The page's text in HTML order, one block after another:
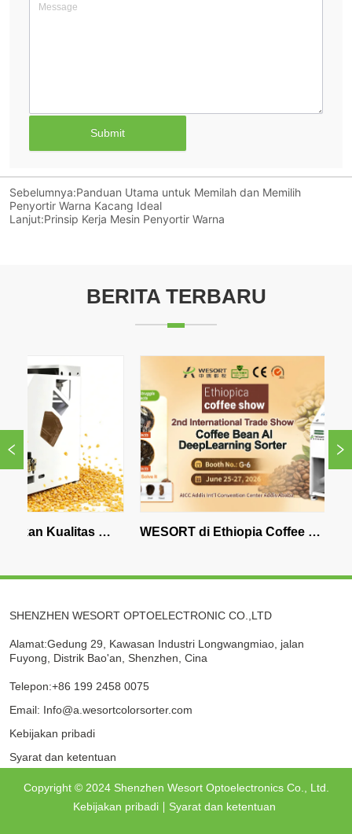
Submit
Sebelumnya:Panduan Utama untuk Memilah dan Memilih
Penyortir Warna Kacang Ideal
Lanjut:Prinsip Kerja Mesin Penyortir Warna
BERITA TERBARU
Kualitas
WESORT di Ethiopia Coffee
Kopi AI untuk Pengolahan Kopi
SHENZHEN WESORT OPTOELECTRONIC CO.,LTD
Alamat:Gedung 29, Kawasan Industri Longwangmiao, jalan
Fuyong, Distrik Bao'an, Shenzhen, Cina
Telepon:+86 199 2458 0075
Email: Info@a.wesortcolorsorter.com
Kebijakan pribadi
Syarat dan ketentuan
Copyright © 2024 Shenzhen Wesort Optoelectronics Co., Ltd.
Kebijakan pribadi
Syarat dan ketentuan